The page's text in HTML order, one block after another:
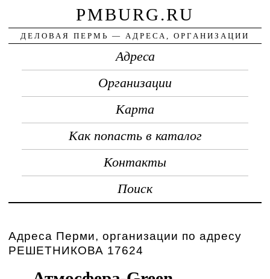
PMBURG.RU
ДЕЛОВАЯ ПЕРМЬ — АДРЕСА, ОРГАНИЗАЦИИ
Адреса
Организации
Карта
Как попасть в каталог
Контакты
Поиск
Адреса Перми, организации по адресу
РЕШЕТНИКОВА 17624